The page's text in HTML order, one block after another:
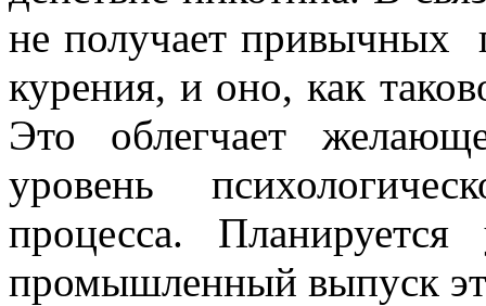
не получает
курения, и оно, как
Это облегчает
уровень
процесса.
промышленный выпуск